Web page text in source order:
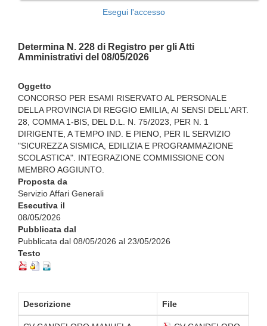
Esegui l'accesso
Determina N. 228 di Registro per gli Atti
Amministrativi del 08/05/2026
Oggetto
CONCORSO PER ESAMI RISERVATO AL PERSONALE
DELLA PROVINCIA DI REGGIO EMILIA, AI SENSI DELL'ART.
28, COMMA 1-BIS, DEL D.L. N. 75/2023, PER N. 1
DIRIGENTE, A TEMPO IND. E PIENO, PER IL SERVIZIO
"SICUREZZA SISMICA, EDILIZIA E PROGRAMMAZIONE
SCOLASTICA". INTEGRAZIONE COMMISSIONE CON
MEMBRO AGGIUNTO.
Proposta da
Servizio Affari Generali
Esecutiva il
08/05/2026
Pubblicata dal
Pubblicata dal 08/05/2026 al 23/05/2026
Testo
Descrizione File